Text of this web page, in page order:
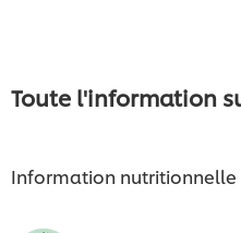
Toute l'information
Information